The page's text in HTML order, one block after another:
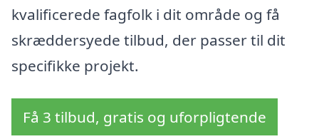
kvalificerede fagfolk i dit område og få
skræddersyede tilbud, der passer til dit
specifikke projekt.
Få 3 tilbud, gratis og uforpligtende